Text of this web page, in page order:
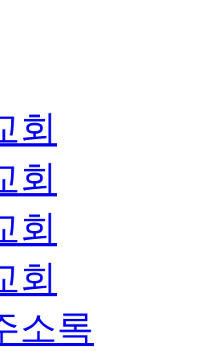
회
회
회
회
소록